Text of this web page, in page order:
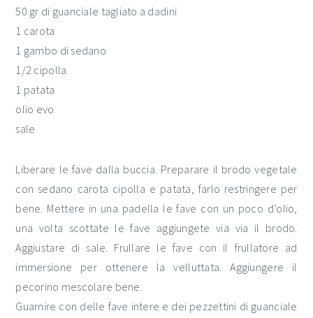
50 gr di guanciale tagliato a dadini
1 carota
1 gambo di sedano
1/2 cipolla
1 patata
olio evo
sale
Liberare le fave dalla buccia. Preparare il brodo vegetale
con sedano carota cipolla e patata, farlo restringere per
bene. Mettere in una padella le fave con un poco d’olio,
una volta scottate le fave aggiungete via via il brodo.
Aggiustare di sale. Frullare le fave con il frullatore ad
immersione per ottenere la velluttata. Aggiungere il
pecorino mescolare bene.
Guarnire con delle fave intere e dei pezzettini di guanciale